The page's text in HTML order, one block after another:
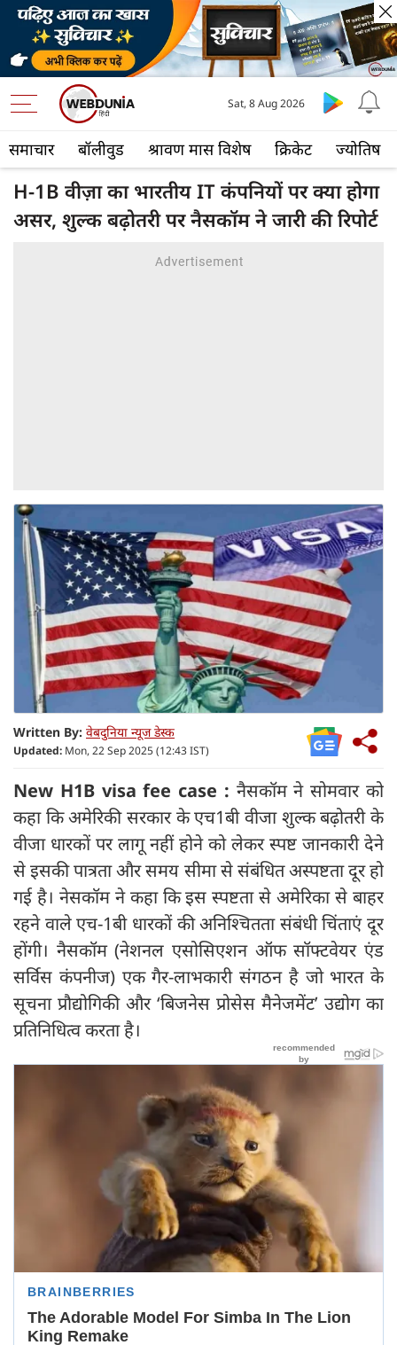
समाचार बॉलीवुड श्रावण मास विशेष क्रिकेट ज्योतिष
Sat, 8 Aug 2026
H-1B वीज़ा का भारतीय IT कंपनियों पर क्‍या होगा
असर, शुल्क बढ़ोतरी पर नैसकॉम ने जारी की रिपोर्ट
Written By: वेबदुनिया न्यूज डेस्क
Updated: Mon, 22 Sep 2025 (12:43 IST)
New H1B visa fee case : नैसकॉम ने सोमवार को
कहा कि अमेरिकी सरकार के एच1बी वीजा शुल्क बढ़ोतरी के
वीजा धारकों पर लागू नहीं होने को लेकर स्पष्ट जानकारी देने
से इसकी पात्रता और समय सीमा से संबंधित अस्पष्टता दूर हो
गई है। नेसकॉम ने कहा कि इस स्पष्टता से अमेरिका से बाहर
रहने वाले एच-1बी धारकों की अनिश्चितता संबंधी चिंताएं दूर
होंगी। नैसकॉम (नेशनल एसोसिएशन ऑफ सॉफ्टवेयर एंड
सर्विस कंपनीज) एक गैर-लाभकारी संगठन है जो भारत के
सूचना प्रौद्योगिकी और ‘बिजनेस प्रोसेस मैनेजमेंट’ उद्योग का
प्रतिनिधित्व करता है।